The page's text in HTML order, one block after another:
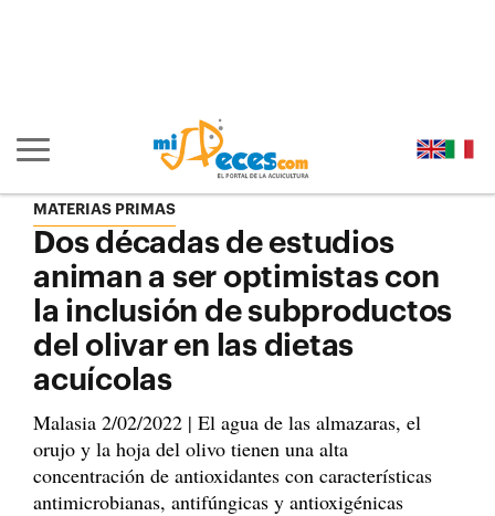
Mostrar/ocultar navegación principal
MATERIAS PRIMAS
Dos décadas de estudios
animan a ser optimistas con
la inclusión de subproductos
del olivar en las dietas
acuícolas
Malasia 2/02/2022 | El agua de las almazaras, el
orujo y la hoja del olivo tienen una alta
concentración de antioxidantes con características
antimicrobianas, antifúngicas y antioxigénicas